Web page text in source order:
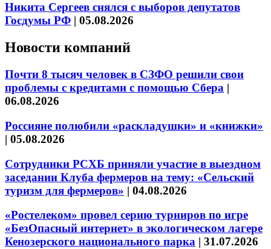
Никита Сергеев снялся с выборов депутатов
Госдумы РФ | 05.08.2026
Новости компаний
Почти 8 тысяч человек в СЗФО решили свои
проблемы с кредитами с помощью Сбера |
06.08.2026
Россияне полюбили «раскладушки» и «книжки»
| 05.08.2026
Сотрудники РСХБ приняли участие в выездном
заседании Клуба фермеров на тему: «Сельский
туризм для фермеров» | 04.08.2026
«Ростелеком» провел серию турниров по игре
«БезОпасный интернет» в экологическом лагере
Кенозерского национального парка | 31.07.2026